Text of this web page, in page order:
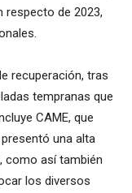
respecto de 2023,
recuperación, tras
tempranas que
CAME, que
una alta
como así también
los diversos